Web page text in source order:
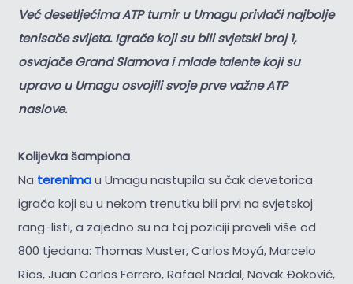
Već desetljećima ATP turnir u Umagu privlači najbolje
tenisače svijeta. Igrače koji su bili svjetski broj 1,
osvajače Grand Slamova i mlade talente koji su
upravo u Umagu osvojili svoje prve važne ATP
naslove.
Kolijevka šampiona
Na terenimau Umagu nastupila su čak devetorica
igrača koji su u nekom trenutku bili prvi na svjetskoj
rang-listi, a zajedno su na toj poziciji proveli više od
800 tjedana: Thomas Muster, Carlos Moyá, Marcelo
Ríos, Juan Carlos Ferrero, Rafael Nadal, Novak Đoković,